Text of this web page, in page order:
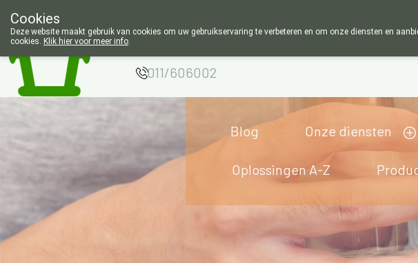
Apotheek Wouters
011/606002
Blog Onze diensten
Oplossingen A-Z
Cookies
Deze website maakt gebruik van cookies om uw gebruikservaring te verbeteren en om onze diensten en
cookies. Klik hier voor meer info.